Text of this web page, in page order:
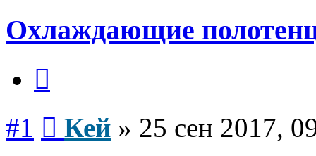
Охлаждающие
#1 Кей » 25 сен 2017,